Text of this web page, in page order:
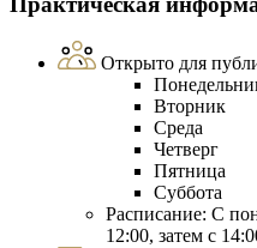
Открыто для
Вторник
Среда
Четверг
Пятница
Суббота
Расписание: С
12:00, затем с